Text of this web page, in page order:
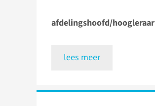
afdelingshoofd/hoogleraar
lees meer